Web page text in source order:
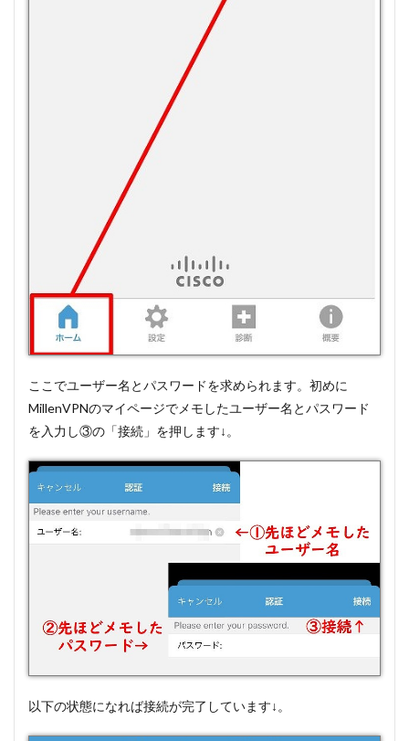
ここでユーザー名とパスワードを求められます。初めに
MillenVPNのマイページでメモしたユーザー名とパスワード
を入力し③の「接続」を押します↓。
以下の状態になれば接続が完了しています↓。